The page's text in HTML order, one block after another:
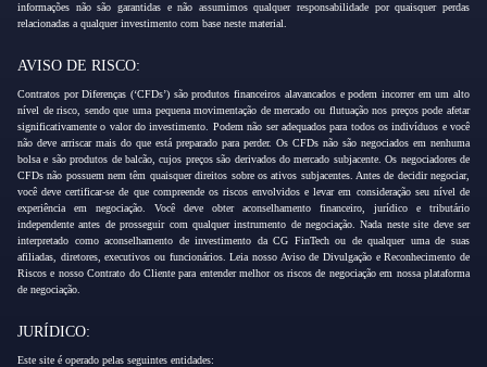
informações não são garantidas e não assumimos qualquer responsabilidade por quaisquer perdas
relacionadas a qualquer investimento com base neste material.
AVISO DE RISCO:
Contratos por Diferenças (‘CFDs’) são produtos financeiros alavancados e podem incorrer em um alto
nível de risco, sendo que uma pequena movimentação de mercado ou flutuação nos preços pode afetar
significativamente o valor do investimento. Podem não ser adequados para todos os indivíduos e você
não deve arriscar mais do que está preparado para perder. Os CFDs não são negociados em nenhuma
bolsa e são produtos de balcão, cujos preços são derivados do mercado subjacente. Os negociadores de
CFDs não possuem nem têm quaisquer direitos sobre os ativos subjacentes. Antes de decidir negociar,
você deve certificar-se de que compreende os riscos envolvidos e levar em consideração seu nível de
experiência em negociação. Você deve obter aconselhamento financeiro, jurídico e tributário
independente antes de prosseguir com qualquer instrumento de negociação. Nada neste site deve ser
interpretado como aconselhamento de investimento da CG FinTech ou de qualquer uma de suas
afiliadas, diretores, executivos ou funcionários. Leia nosso Aviso de Divulgação e Reconhecimento de
Riscos e nosso Contrato do Cliente para entender melhor os riscos de negociação em nossa plataforma
de negociação.
JURÍDICO:
Este site é operado pelas seguintes entidades: